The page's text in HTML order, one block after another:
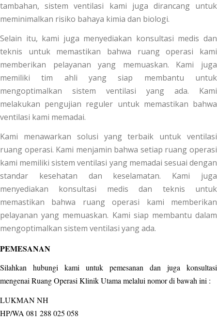
tambahan, sistem ventilasi kami juga dirancang untuk
meminimalkan risiko bahaya kimia dan biologi.
Selain itu, kami juga menyediakan konsultasi medis dan
teknis untuk memastikan bahwa ruang operasi kami
memberikan pelayanan yang memuaskan. Kami juga
memiliki tim ahli yang siap membantu untuk
mengoptimalkan sistem ventilasi yang ada. Kami
melakukan pengujian reguler untuk memastikan bahwa
ventilasi kami memadai.
Kami menawarkan solusi yang terbaik untuk ventilasi
ruang operasi. Kami menjamin bahwa setiap ruang operasi
kami memiliki sistem ventilasi yang memadai sesuai dengan
standar kesehatan dan keselamatan. Kami juga
menyediakan konsultasi medis dan teknis untuk
memastikan bahwa ruang operasi kami memberikan
pelayanan yang memuaskan. Kami siap membantu dalam
mengoptimalkan sistem ventilasi yang ada.
PEMESANAN
Silahkan hubungi kami untuk pemesanan dan juga konsultasi
mengenai Ruang Operasi Klinik Utama melalui nomor di bawah ini :
LUKMAN NH
HP/WA 081 288 025 058